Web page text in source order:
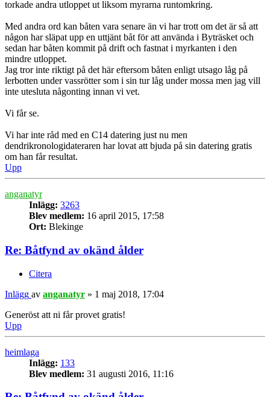
torkade andra utloppet ut liksom myrarna runtomkring.
Med andra ord kan båten vara senare än vi har trott om det är så att
någon har släpat upp en uttjänt båt för att använda i Byträsket och
sedan har båten kommit på drift och fastnat i myrkanten i den
mindre utloppet.
Jag tror inte riktigt på det här eftersom båten enligt utsago låg på
lerbotten under vassrötter som i sin tur låg under mossa men jag vill
inte utesluta någonting innan vi vet.
Vi får se.
Vi har inte råd med en C14 datering just nu men
dendrikronologidateraren har lovat att bjuda på sin datering gratis
om han får resultat.
Upp
anganatyr
Inlägg: 3263
Blev medlem: 16 april 2015, 17:58
Ort: Blekinge
Re: Båtfynd av okänd ålder
Citera
Inlägg av anganatyr » 1 maj 2018, 17:04
Generöst att ni får provet gratis!
Upp
heimlaga
Inlägg: 133
Blev medlem: 31 augusti 2016, 11:16